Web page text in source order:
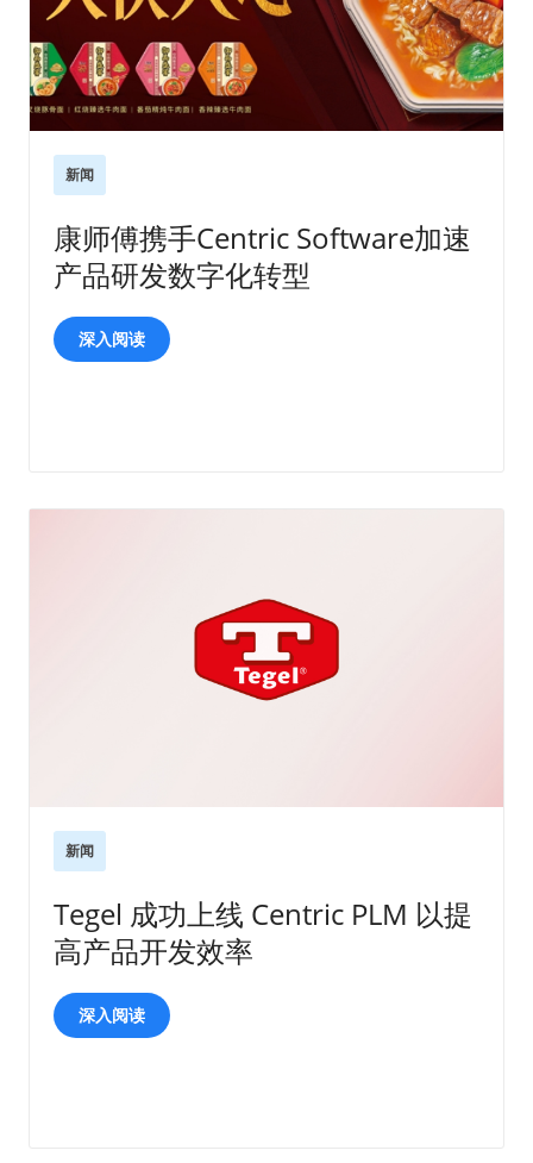
新闻
康师傅携手Centric Software加速
产品研发数字化转型
深入阅读
新闻
Tegel 成功上线 Centric PLM 以提
高产品开发效率
深入阅读